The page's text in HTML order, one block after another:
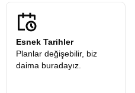
Esnek Tarihler
Planlar değişebilir, biz
daima buradayız.